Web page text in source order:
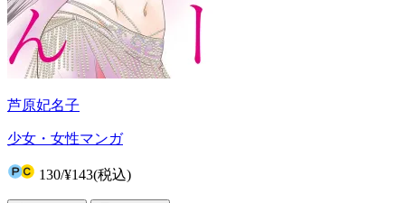
芦原妃名子
少女・女性マンガ
130/¥143(税込)